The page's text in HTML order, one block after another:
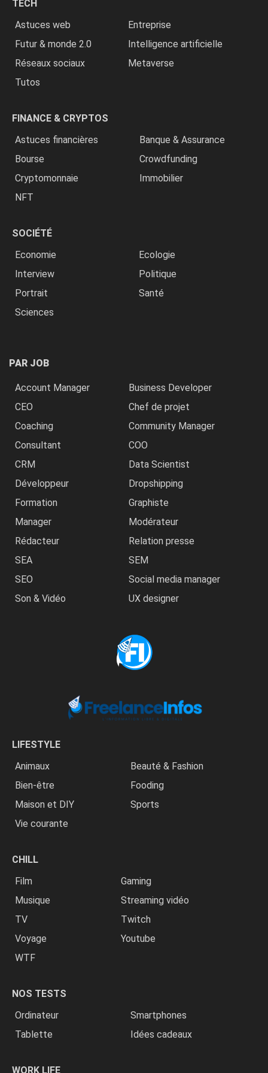
TECH
Astuces web
Entreprise
Futur & monde 2.0
Intelligence artificielle
Réseaux sociaux
Metaverse
Tutos
FINANCE & CRYPTOS
Astuces financières
Banque & Assurance
Bourse
Crowdfunding
Cryptomonnaie
Immobilier
NFT
SOCIÉTÉ
Economie
Ecologie
Interview
Politique
Portrait
Santé
Sciences
PAR JOB
Account Manager
Business Developer
CEO
Chef de projet
Coaching
Community Manager
Consultant
COO
CRM
Data Scientist
Développeur
Dropshipping
Formation
Graphiste
Manager
Modérateur
Rédacteur
Relation presse
SEA
SEM
SEO
Social media manager
Son & Vidéo
UX designer
LIFESTYLE
Animaux
Beauté & Fashion
Bien-être
Fooding
Maison et DIY
Sports
Vie courante
CHILL
Film
Gaming
Musique
Streaming vidéo
TV
Twitch
Voyage
Youtube
WTF
NOS TESTS
Ordinateur
Smartphones
Tablette
Idées cadeaux
WORK LIFE